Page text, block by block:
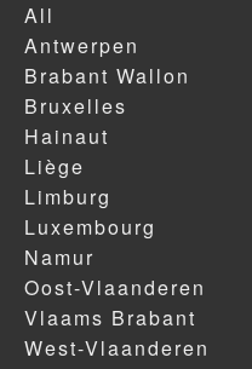
All
Antwerpen
Brabant Wallon
Bruxelles
Hainaut
Liège
Limburg
Luxembourg
Namur
Oost-Vlaanderen
Vlaams Brabant
West-Vlaanderen